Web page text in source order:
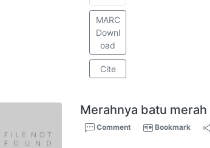
MARC
Downl
oad
Cite
Merahnya batu
Comment Bookmark